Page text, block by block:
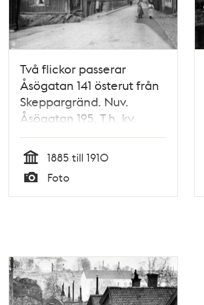
Två flickor passerar
Åsögatan 141 österut från
Skeppargränd. Nuv.
Åsögatan 195. T.h. kv.
Oljan
Tid
1885 till 1910
Typ
Foto